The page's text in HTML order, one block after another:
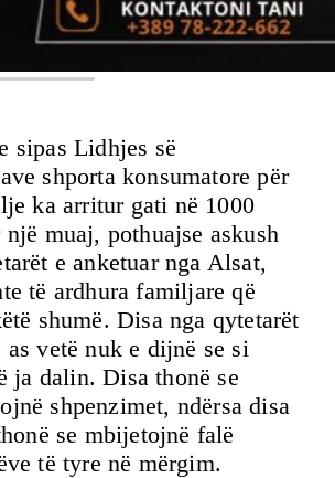
sipas Lidhjes së
shporta konsumatore për
ka arritur gati në 1000
një muaj, pothuajse askush
e anketuar nga Alsat,
të ardhura familjare që
shumë. Disa nga qytetarët
as vetë nuk e dijnë se si
ja dalin. Disa thonë se
shpenzimet, ndërsa disa
se mbijetojnë falë
të tyre në mërgim.